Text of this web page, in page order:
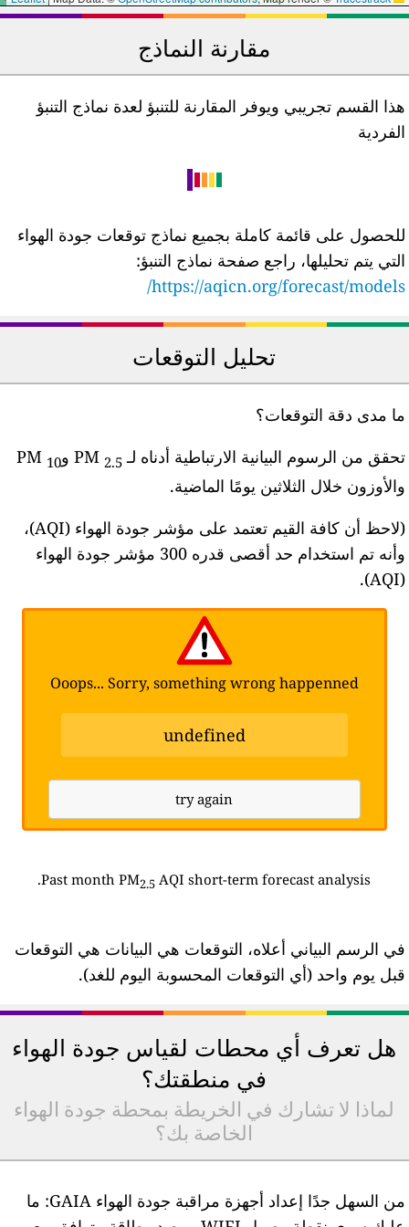
مقارنة النماذج
هذا القسم تجريبي ويوفر المقارنة للتنبؤ لعدة نماذج التنبؤ
الفردية
للحصول على قائمة كاملة بجميع نماذج توقعات جودة الهواء
التي يتم تحليلها، راجع صفحة نماذج التنبؤ:
https://aqicn.org/forecast/models/
تحليل التوقعات
ما مدى دقة التوقعات؟
تحقق من الرسوم البيانية الارتباطية أدناه لـ PM2.5 وPM10
والأوزون خلال الثلاثين يومًا الماضية.
(لاحظ أن كافة القيم تعتمد على مؤشر جودة الهواء (AQI)،
وأنه تم استخدام حد أقصى قدره 300 مؤشر جودة الهواء
(AQI).
Ooops... Sorry, something wrong happenned
undefined
try again
Past month PM2.5AQI short-term forecast analysis.
في الرسم البياني أعلاه، التوقعات هي البيانات هي التوقعات
قبل يوم واحد (أي التوقعات المحسوبة اليوم للغد).
هل تعرف أي محطات لقياس جودة الهواء
في منطقتك؟
لماذا لا تشارك في الخريطة بمحطة جودة الهواء
الخاصة بك؟
من السهل جدًا إعداد أجهزة مراقبة جودة الهواء GAIA: ما